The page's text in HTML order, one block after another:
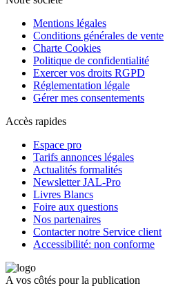
Mentions légales
Conditions générales de vente
Charte Cookies
Politique de confidentialité
Exercer vos droits RGPD
Réglementation légale
Gérer mes consentements
Accès rapides
Espace pro
Tarifs annonces légales
Actualités formalités
Newsletter JAL-Pro
Livres Blancs
Foire aux questions
Nos partenaires
Contacter notre Service client
Accessibilité: non conforme
A vos côtés pour la publication